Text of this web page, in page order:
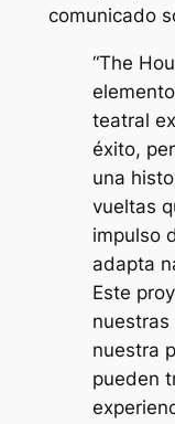
comunicado
“The
teatral
éxito,
una
vueltas
impulso
adapta
Este
nuestras
nuestra
pueden